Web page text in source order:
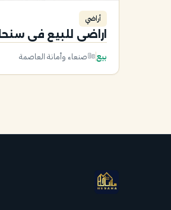
أراضي
اراضي للبيع في
بيع
صنعاء وأمانة العاصمة